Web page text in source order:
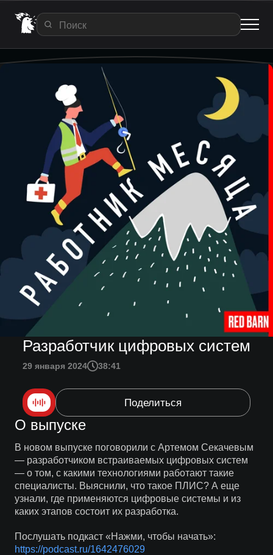
Разработчик цифровых систем
29 января 2024 38:41
Поделиться
О выпуске
В новом выпуске поговорили с Артемом Секачевым
— разработчиком встраиваемых цифровых систем
— о том, с какими технологиями работают такие
специалисты. Выяснили, что такое ПЛИС? А еще
узнали, где применяются цифровые системы и из
каких этапов состоит их разработка.
Послушать подкаст «Нажми, чтобы начать»:
https://podcast.ru/1642476029